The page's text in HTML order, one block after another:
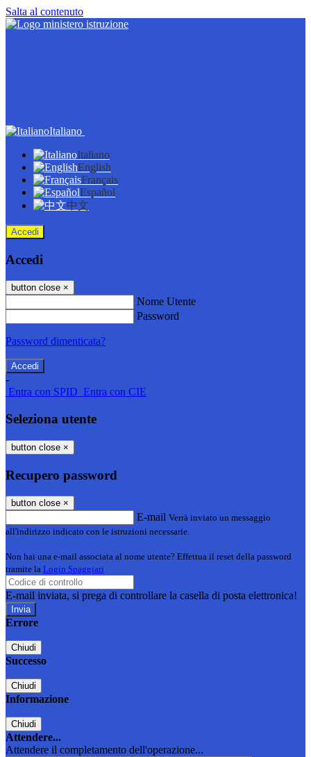
Salta al contenuto
Italiano
Italiano
English
Français
Español
中文
Accedi
Accedi
button close ×
Nome Utente
Password
Password dimenticata?
-
Entra con SPID Entra con CIE
Seleziona utente
button close ×
Recupero password
button close ×
E-mail Verrà inviato un messaggio
all'indirizzo indicato con le istruzioni necessarie.
Non hai una e-mail associata al nome utente? Effettua il reset della password
tramite la Login Spaggiari
E-mail inviata, si prega di controllare la casella di posta elettronica!
Errore
Chiudi
Successo
Chiudi
Informazione
Chiudi
Attendere...
Attendere il completamento dell'operazione...